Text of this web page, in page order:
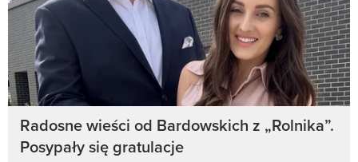
Radosne wieści od Bardowskich z „Rolnika”.
Posypały się gratulacje